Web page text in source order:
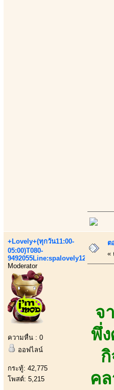
+Lovely+(ทุกวัน11:00-
05:00)T080-
9492055Line:spalovely123
Moderator
ความหื่น : 0
ออฟไลน์
กระทู้: 42,775
โพสต์: 5,215
ต
«
จ
พึ่
ค